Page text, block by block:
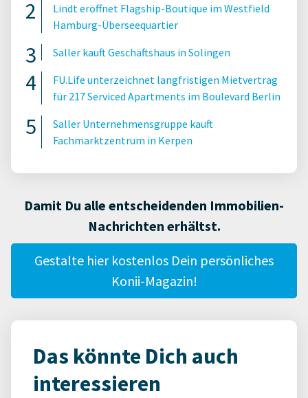
Lindt eröffnet Flagship-Boutique im Westfield
Hamburg-Überseequartier
Saller kauft Geschäftshaus in Solingen
FU.Life unterzeichnet langfristigen Mietvertrag
für 217 Serviced Apartments im Boulevard Berlin
Saller Unternehmensgruppe kauft
Fachmarktzentrum in Kerpen
Damit Du alle entscheidenden Immobilien-
Nachrichten erhältst.
Gestalte hier kostenlos Dein persönliches
Konii-Magazin!
Das könnte Dich auch
interessieren